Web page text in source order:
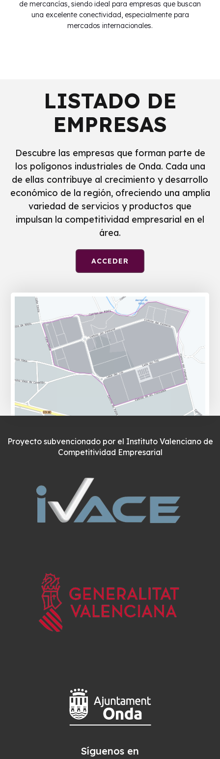
de mercancías, siendo ideal para empresas que buscan
una excelente conectividad, especialmente para
mercados internacionales.
LISTADO DE
EMPRESAS
Descubre las empresas que forman parte de
los polígonos industriales de Onda. Cada una
de ellas contribuye al crecimiento y desarrollo
económico de la región, ofreciendo una amplia
variedad de servicios y productos que
impulsan la competitividad empresarial en el
área.
ACCEDER
Proyecto subvencionado por el Instituto Valenciano de
Competitividad Empresarial
Síguenos en